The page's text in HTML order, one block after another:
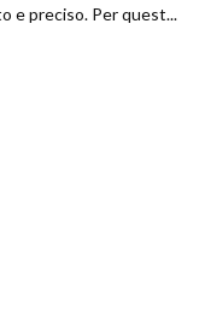
e preciso. Per quest...